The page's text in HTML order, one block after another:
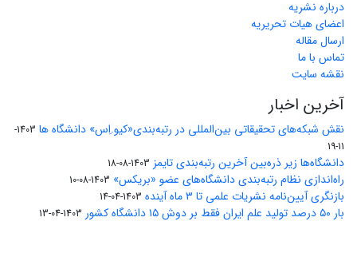
درباره نشریه
اعضای هیات تحریریه
ارسال مقاله
تماس با ما
نقشه سایت
آخرین اخبار
نقش شبکه‌های تحقیقاتی بین‌المللی در رتبه‌بندی«کیو.اِس» دانشگاه ها
1403-
11-19
دانشگاه‌ها زیر ذره‌بین آخرین رتبه‌بندی تایمز 1403-08-18
راه‌اندازی نظام رتبه‌بندی دانشگاه‌‌های عضو «بریکس» 1403-08-10
بازنگری آیین‌نامه نشریات علمی تا ۳ ماه آینده 1403-04-14
بار ۵۰ درصد تولید علم ایران فقط بر دوش ۱۵ دانشگاه کشور 1403-04-13